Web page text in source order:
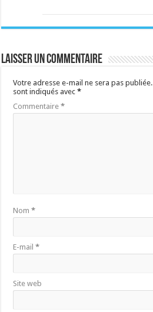
Laisser un commentaire
Votre adresse e-mail ne sera pas publiée.
sont indiqués avec*
Commentaire*
Nom*
E-mail*
Site web